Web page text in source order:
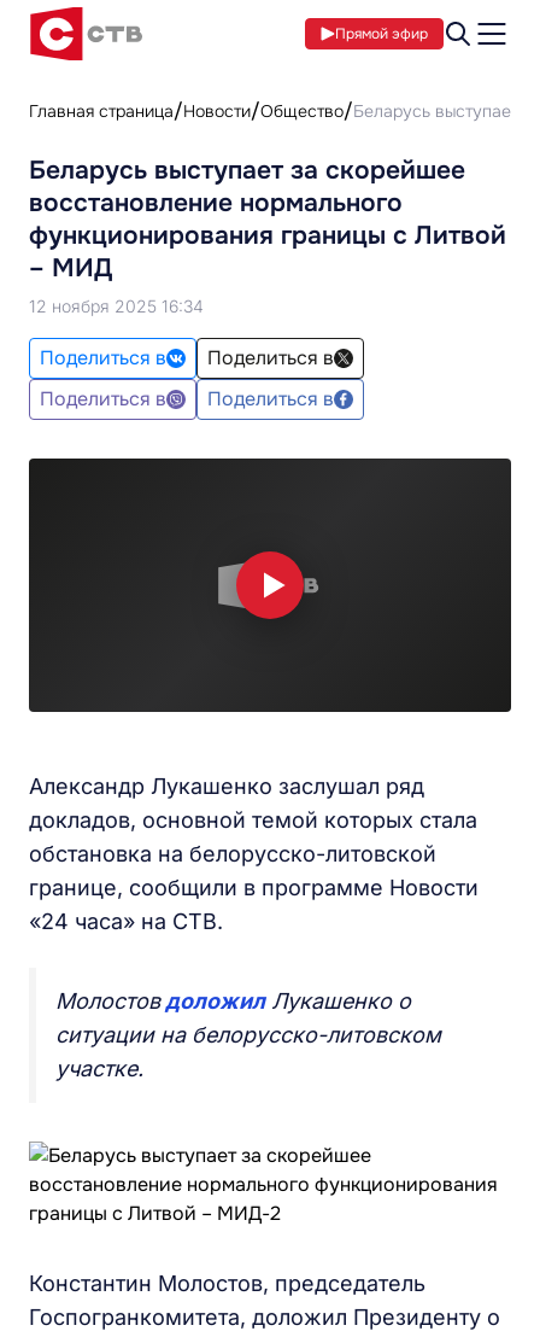
Прямой эфир
Главная страница Новости Общество Беларусь выступает
Беларусь выступает за скорейшее
восстановление нормального
функционирования границы с Литвой
– МИД
12 ноября 2025 16:34
Поделиться в
Поделиться в
Поделиться в
Поделиться в
Александр Лукашенко заслушал ряд
докладов, основной темой которых стала
обстановка на белорусско-литовской
границе, сообщили в программе Новости
«24 часа» на СТВ.
МолостовдоложилЛукашенко о
ситуации на белорусско-литовском
участке.
Константин Молостов, председатель
Госпогранкомитета, доложил Президенту о